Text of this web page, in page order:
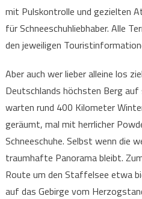
mit Pulskontrolle und gezielten
für Schneeschuhliebhaber. Alle
den jeweiligen
Aber auch wer lieber alleine los
Deutschlands höchsten Berg
warten rund 400 Kilometer
geräumt, mal mit herrlicher
Schneeschuhe. Selbst wenn die
traumhafte Panorama bleibt.
Route um den Staffelsee etwa
auf das Gebirge vom